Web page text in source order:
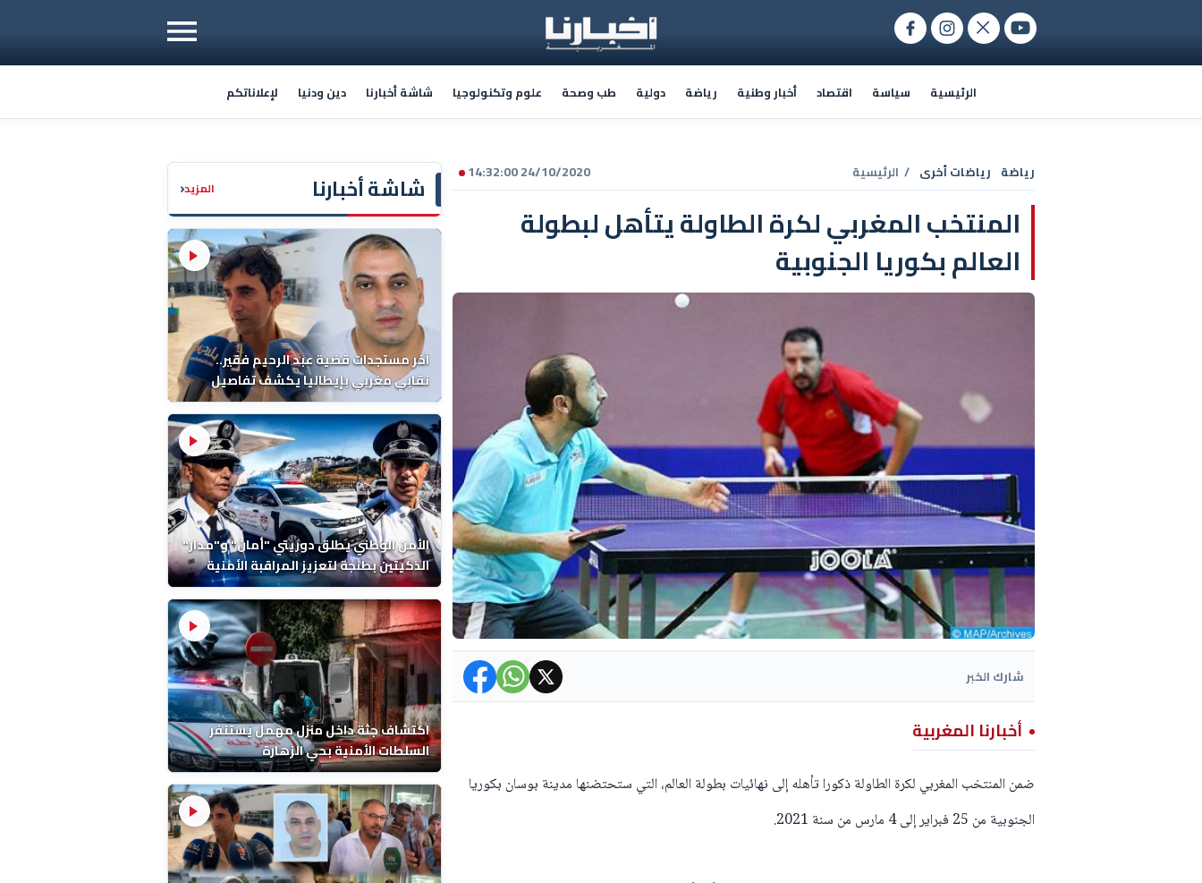
الرئيسية سياسة اقتصاد أخبار وطنية رياضة دولية طب وصحة علوم وتكنولوجيا شاشة أخبارنا دين ودنيا لإعلاناتكم
شاشة أخبارنا المزيد‹
آخر مستجدات قضية عبد الرحيم فقير..
نقابي مغربي بإيطاليا يكشف تفاصيل
الوفاة ونتائج التشريح
الأمن الوطني يطلق دوريتي "أمان" و"مدار"
الذكيتين بطنجة لتعزيز المراقبة الأمنية
اكتشاف جثة داخل منزل مهمل يستنفر
السلطات الأمنية بحي الزهارة
24/10/2020 14:32:00 رياضة رياضات أخرى / الرئيسية
المنتخب المغربي لكرة الطاولة يتأهل لبطولة
العالم بكوريا الجنوبية
شارك الخبر
أخبارنا المغربية
ضمن المنتخب المغربي لكرة الطاولة ذكورا تأهله إلى نهائيات بطولة العالم، التي ستحتضنها مدينة بوسان بكوريا
الجنوبية من 25 فبراير إلى 4 مارس من سنة 2021.